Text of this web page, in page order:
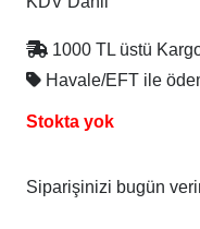
1000 TL üstü
Havale/EFT ile
Stokta yok
Siparişinizi bugün